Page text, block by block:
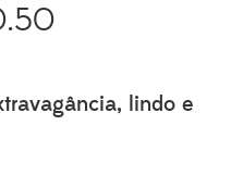
O
é:
lindo e